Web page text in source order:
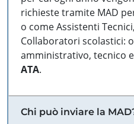
richieste tramite MAD
o come Assistenti
Collaboratori scolastici:
amministrativo, tecnico
ATA.
Chi può inviare la